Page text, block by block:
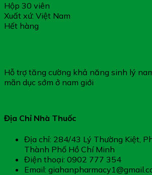
Hộp 30 viên
Xuất xứ: Việt Nam
Hết hàng
Hỗ trợ tăng cường khả năng sinh lý
mãn dục sớm ở nam giới
Địa Chỉ Nhà Thuốc
Địa chỉ: 284/43 Lý Thường Kiệt,
Thành Phố Hồ Chí Minh
Điện thoại: 0902 777 354
Email: